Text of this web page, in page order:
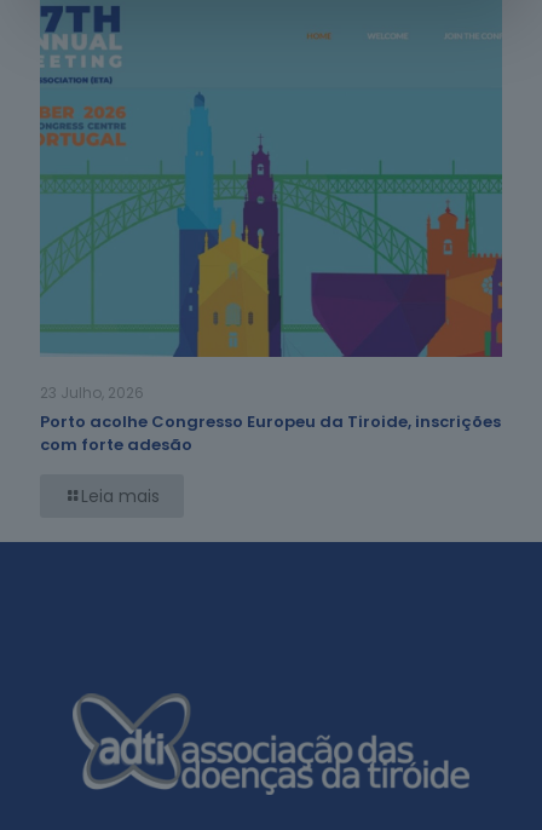
23 Julho, 2026
Porto acolhe Congresso Europeu da Tiroide, inscrições
com forte adesão
Leia mais